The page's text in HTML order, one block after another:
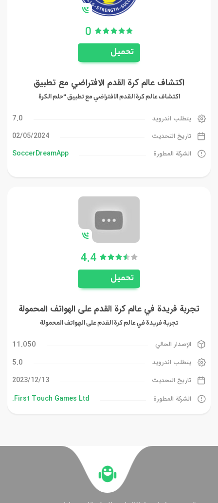
0
تحميل
اكتشاف عالم كرة القدم الافتراضي مع تطبيق
اكتشاف عالم كرة القدم الافتراضي مع تطبيق “حلم الكرة
يتطلب اندرويد 7.0
تاريخ التحديث 02/05/2024
الشركة المطورة SoccerDreamApp
4.4
تحميل
تجربة فريدة في عالم كرة القدم على الهواتف المحمولة
تجربة فريدة في عالم كرة القدم على الهواتف المحمولة
الإصدار الحالي 11.050
يتطلب اندرويد 5.0
تاريخ التحديث 13‏/12‏/2023
الشركة المطورة First Touch Games Ltd.